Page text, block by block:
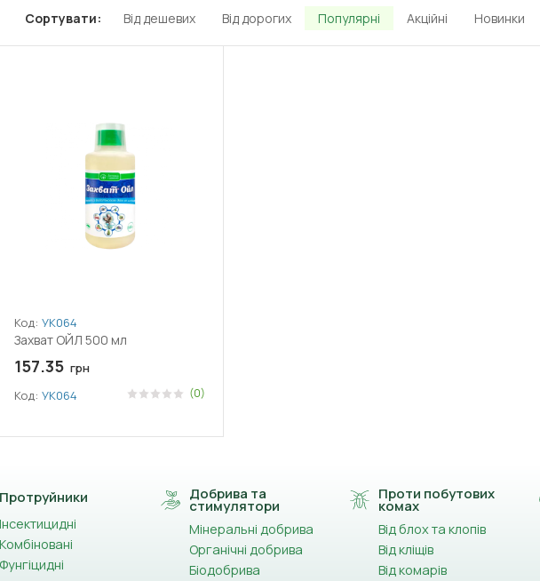
Сортувати: Від дешевих Від дорогих Популярні Акційні Новинки
Код: УК064
Захват ОЙЛ 500 мл
157.35 грн
Код: УК064 (0)
Протруйники
Інсектицидні
Комбіновані
Фунгіцидні
Добрива та
стимулятори
Мінеральні добрива
Органічні добрива
Біодобрива
Проти побутових
комах
Від блох та клопів
Від кліщів
Від комарів